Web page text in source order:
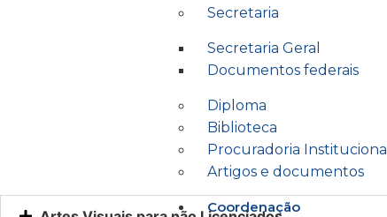
Secretaria
Secretaria Geral
Documentos federais
Diploma
Biblioteca
Procuradoria Institucional
Artigos e documentos
Coordenação